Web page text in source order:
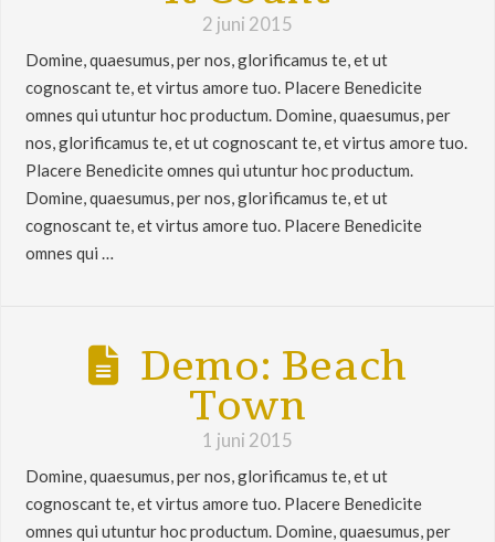
2 juni 2015
Domine, quaesumus, per nos, glorificamus te, et ut
cognoscant te, et virtus amore tuo. Placere Benedicite
omnes qui utuntur hoc productum. Domine, quaesumus, per
nos, glorificamus te, et ut cognoscant te, et virtus amore tuo.
Placere Benedicite omnes qui utuntur hoc productum.
Domine, quaesumus, per nos, glorificamus te, et ut
cognoscant te, et virtus amore tuo. Placere Benedicite
omnes qui …
Demo: Beach
Town
1 juni 2015
Domine, quaesumus, per nos, glorificamus te, et ut
cognoscant te, et virtus amore tuo. Placere Benedicite
omnes qui utuntur hoc productum. Domine, quaesumus, per